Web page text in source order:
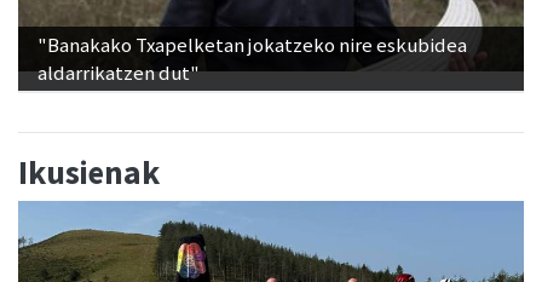
"Banakako Txapelketan jokatzeko nire eskubidea
aldarrikatzen dut"
Ikusienak